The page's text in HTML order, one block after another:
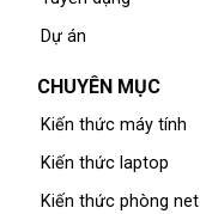
Dự án
CHUYÊN MỤC
Kiến thức máy tính
Kiến thức laptop
Kiến thức phòng net